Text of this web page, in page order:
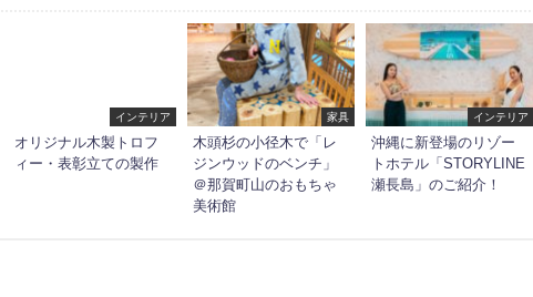
インテリア
オリジナル木製トロフ
ィー・表彰立ての製作
家具
木頭杉の小径木で「レ
ジンウッドのベンチ」
＠那賀町山のおもちゃ
美術館
インテリア
沖縄に新登場のリゾー
トホテル「STORYLINE
瀬長島」のご紹介！